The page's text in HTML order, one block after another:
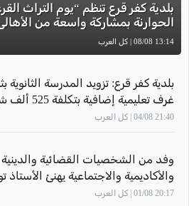
بلدية كفر قرع تنظم “يوم التراث
الحوارنة بمشاركة واسعة من
13:14 08/08 | كل العرب
بلدية كفر قرع: تزويد المدرسة الثانوية
غرف تعليمية إضافية بتكلفة 525 ألف شيكل
21:40 04/08 | كل العرب
وفد من الشخصيات القضائية والدينية
والأكاديمية والاجتماعية يهنئ الأستاذ
سليمان بمناسبة توليه رئاسة مجلس
20:17 01/08 | كل العرب